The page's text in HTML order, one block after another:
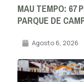
MAU TEMPO: 67
PARQUE DE
Agosto 6, 2026